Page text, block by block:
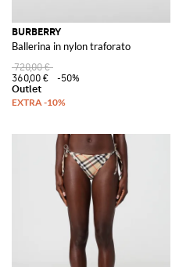
BURBERRY
Ballerina in nylon traforato
720,00 €
360,00 €
-50%